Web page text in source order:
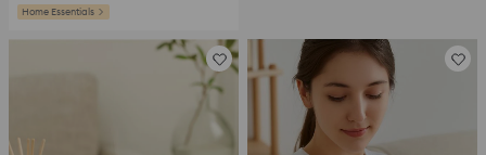
Home Essentials